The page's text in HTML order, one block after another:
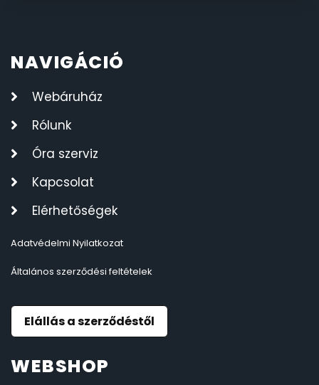
NAVIGÁCIÓ
Webáruház
Rólunk
Óra szerviz
Kapcsolat
Elérhetőségek
Adatvédelmi Nyilatkozat
Általános szerződési feltételek
Elállás a szerződéstől
WEBSHOP